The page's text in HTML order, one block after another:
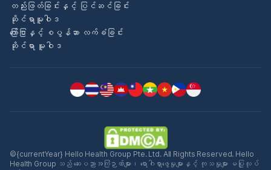
တည်းဖြတ်ခြင်းနှင့် ပြင်ဆင်ခြင်း
ဆိုင်ရာမူဝါဒ
ကြော်ငြာနှင့် စပွန်ဆာ လက်ခံခြင်း
ဆိုင်ရာ မူဝါဒ
©{currentYear} Hello Health Group Pte. Ltd. All Rights Reserved. Hello
Health Group သည် ဆေးပညာအကြံဉာဏ်များ၊ ရောဂါရှာဖွေမှုများနှင့် ကုသမှုများ မပြုလုပ်